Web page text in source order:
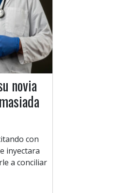
novia
con
inyectara
a conciliar